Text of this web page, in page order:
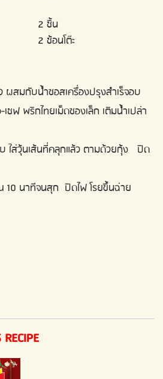
2 ชิ้น
2 ช้อนโต๊ะ
ผสมกับน้ำซอสเครื่องปรุงสำเร็จอบ
เชฟ พริกไทยเม็ดซองเล็ก เติมน้ำเปล่า
ใส่วุ้นเส้นที่คลุกแล้ว ตามด้วยกุ้ง ปิด
10 นาทีจนสุก ปิดไฟ โรยขึ้นฉ่าย